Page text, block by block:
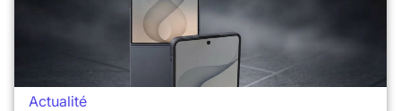
Actualité